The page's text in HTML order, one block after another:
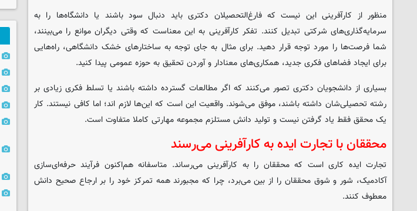
منظور از کارآفرینی این نیست که فارغ‌التحصیلان دکتری باید دنبال سود باشند یا دانشگاه‌ها را به
سرمایه‌گذاری‌های شرکتی تبدیل کنند. تفکر کارآفرینی به این معناست که وقتی دیگران موانع را می‌بینند،
شما فرصت‌ها را مورد توجه قرار دهید. برای مثال به جای توجه به ساختارهای خشک دانشگاهی، راه‌هایی
برای ایجاد فضاهای فکری جدید، همکاری‌های معنادار و آوردن تحقیق به حوزه عمومی پیدا کنید.
بسیاری از دانشجویان دکتری تصور می‌کنند که اگر مطالعات گسترده داشته باشند یا تسلط فکری زیادی بر
رشته تحصیلی‌شان داشته باشند، موفق می‌شوند. واقعیت این است که این‌ها لازم اند؛ اما کافی نیستند. کار
یک محقق فقط یاد گرفتن نیست و تولید دانش مستلزم مجموعه مهارتی کاملا متفاوت است.
محققان با تجارت ایده به کارآفرینی می‌رسند
تجارت ایده کاری است که محققان را به کارآفرینی می‌رساند. متاسفانه هم‌اکنون فرآیند حرفه‌ای‌سازی
آکادمیک، شور و شوق محققان را از بین می‌برد، چرا که مجبورند همه تمرکز خود را بر ارجاع صحیح دانش
معطوف کنند.